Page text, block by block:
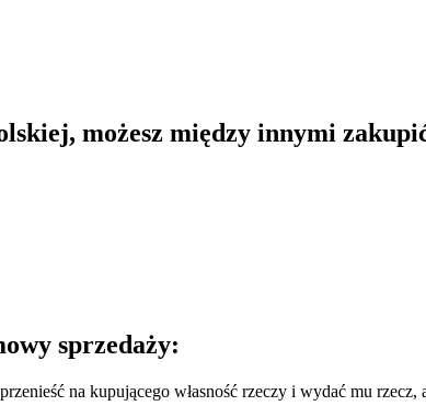
możesz między innymi
sprzedaży:
na kupującego własność rzeczy i wydać mu